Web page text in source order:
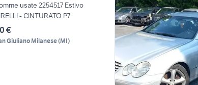
usate 2254517 Estivo
- CINTURATO P7
€
Giuliano Milanese(MI)